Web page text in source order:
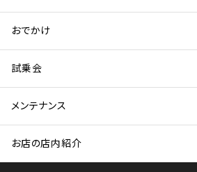
おでかけ
試乗会
メンテナンス
お店の店内紹介